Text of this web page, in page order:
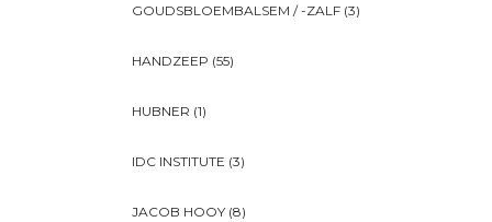
GOUDSBLOEMBALSEM / -ZALF (3)
HANDZEEP (55)
HUBNER (1)
IDC INSTITUTE (3)
JACOB HOOY (8)